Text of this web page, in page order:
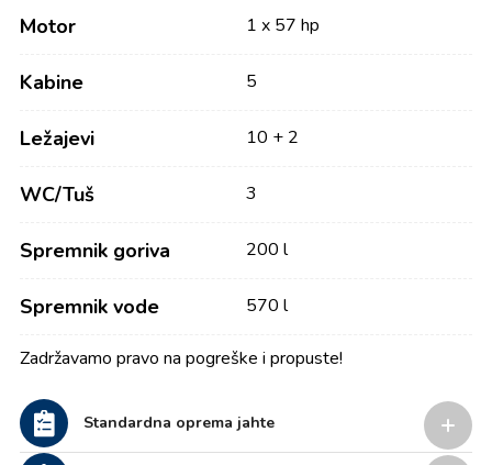
Motor 1 x 57 hp
Kabine 5
Ležajevi 10 + 2
WC/Tuš 3
Spremnik goriva 200 l
Spremnik vode 570 l
Zadržavamo pravo na pogreške i propuste!
Standardna oprema jahte